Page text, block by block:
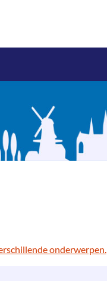
onderwerpen.